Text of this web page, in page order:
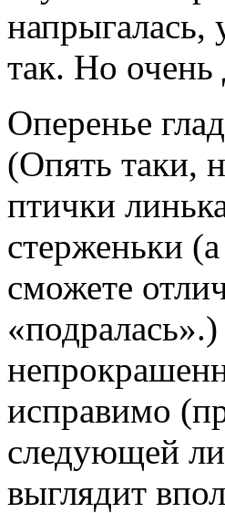
напрыгалась,
так. Но
Оперенье
(Опять таки,
птички
стерженьки
сможете
исправимо
следующей
выглядит